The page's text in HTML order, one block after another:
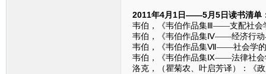
2011年4月1日——5月5日读书清单
韦伯，《韦伯作品集Ⅲ——支配社会
韦伯，《韦伯作品集Ⅳ——经济行动
韦伯，《韦伯作品集Ⅶ——社会学的
韦伯，《韦伯作品集Ⅸ——法律社会
洛克，（瞿菊农、叶启芳译）：《